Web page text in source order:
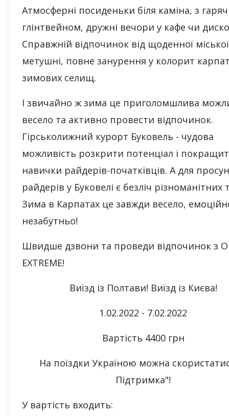
Атмосферні посиденьки біля каміна, з
глінтвейном, дружні вечори у кафе чи
Справжній відпочинок від щоденної міської
метушні, повне занурення у колорит
зимових селищ.
І звичайно ж зима це приголомшлива
весело та активно провести відпочинок.
Гірськолижний курорт Буковель - чудова
можливість розкрити потенціал і
навички райдерів-початківців. А для
райдерів у Буковелі є безліч різноманітних
Зима в Карпатах це завжди весело,
незабутньо!
Швидше дзвони та проведи відпочинок з
EXTREME!
Виїзд із Полтави! Виїзд із Києва!
1.02.2022 - 7.02.2022
Вартість 4400 грн
На поїздки Україною можна
Підтримка"!
У вартість входить: